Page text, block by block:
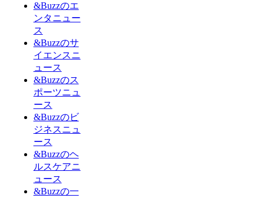
&Buzzのエ
ンタニュー
ス
&Buzzのサ
イエンスニ
ュース
&Buzzのス
ポーツニュ
ース
&Buzzのビ
ジネスニュ
ース
&Buzzのヘ
ルスケアニ
ュース
&Buzzの一